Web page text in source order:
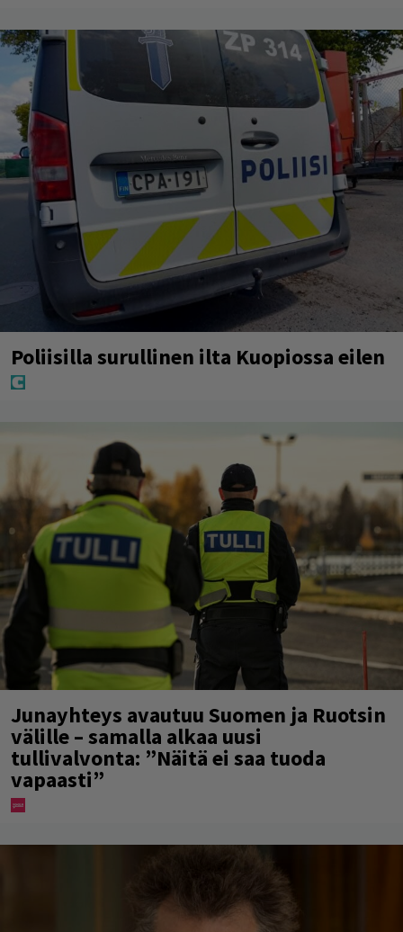
Poliisilla surullinen ilta Kuopiossa eilen
Junayhteys avautuu Suomen ja Ruotsin
välille – samalla alkaa uusi
tullivalvonta: ”Näitä ei saa tuoda
vapaasti”